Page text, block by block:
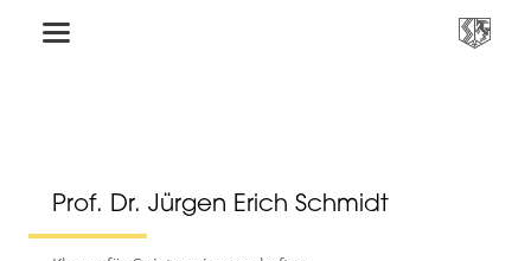
Prof. Dr. Jürgen Erich Schmidt